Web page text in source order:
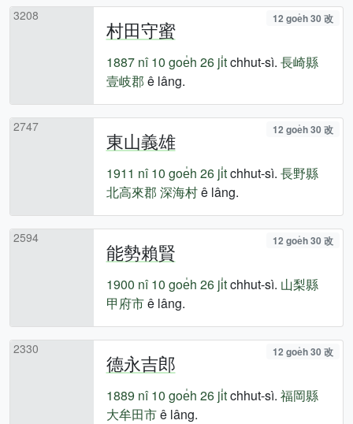
3208
村田守蜜 12 goe̍h 30 改
1887 nî 10 goe̍h 26 ji̍tchhut-sì. 長崎縣
壹岐郡 ê lâng.
2747
東山義雄 12 goe̍h 30 改
1911 nî 10 goe̍h 26 ji̍tchhut-sì. 長野縣
北高來郡 深海村ê lâng.
2594
能勢賴賢 12 goe̍h 30 改
1900 nî 10 goe̍h 26 ji̍tchhut-sì. 山梨縣
甲府市ê lâng.
2330
德永吉郎 12 goe̍h 30 改
1889 nî 10 goe̍h 26 ji̍tchhut-sì. 福岡縣
大牟田市ê lâng.